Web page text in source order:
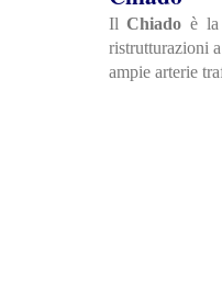
IlChiado è la
ristrutturazioni
ampie arterie